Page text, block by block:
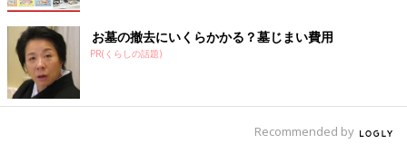
お墓の撤去にいくらかかる？墓じまい費用
PR(くらしの話題)
Recommended by